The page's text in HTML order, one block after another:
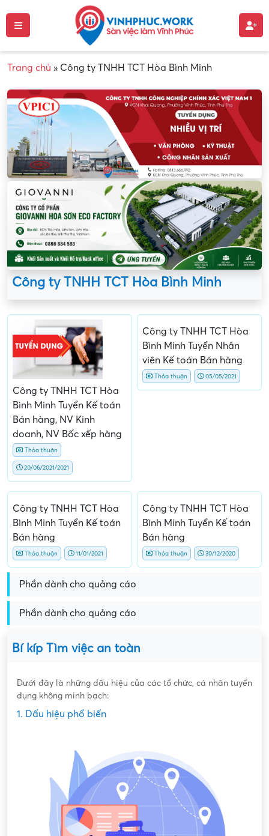
Trang chủ » Công ty TNHH TCT Hòa Bình Minh
Công ty TNHH TCT Hòa Bình Minh
Công ty TNHH TCT Hòa
Bình Minh Tuyển Kế toán
Bán hàng, NV Kinh
doanh, NV Bốc xếp hàng
Thỏa thuận
20/06/2021/2021
Công ty TNHH TCT Hòa
Bình Minh Tuyển Nhân
viên Kế toán Bán hàng
Thỏa thuận 05/05/2021
Công ty TNHH TCT Hòa
Bình Minh Tuyển Kế toán
Bán hàng
Thỏa thuận 11/01/2021
Công ty TNHH TCT Hòa
Bình Minh Tuyển Kế toán
Bán hàng
Thỏa thuận 30/12/2020
Phần dành cho quảng cáo
Phần dành cho quảng cáo
Bí kíp Tìm việc an toàn
Dưới đây là những dấu hiệu của các tổ chức, cá nhân tuyển
dụng không minh bạch:
1. Dấu hiệu phổ biến